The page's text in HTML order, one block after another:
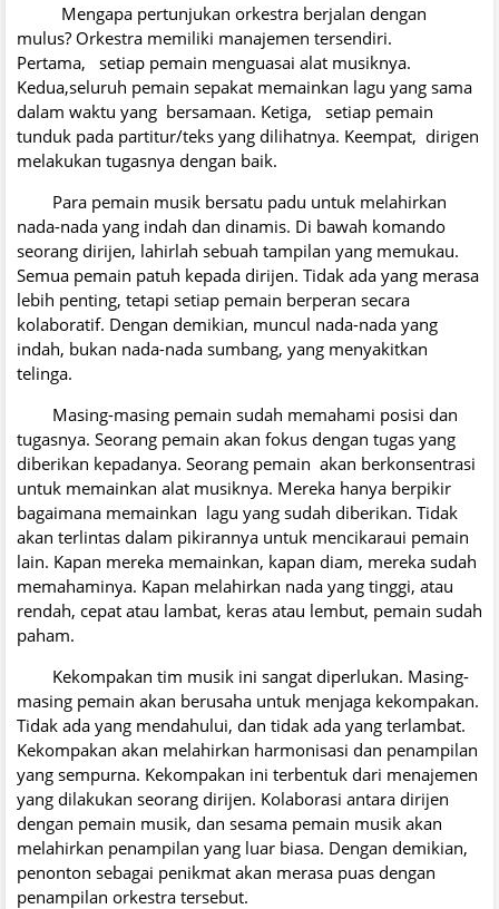
Mengapa pertunjukan orkestra berjalan dengan
mulus? Orkestra memiliki manajemen tersendiri.
Pertama, setiap pemain menguasai alat musiknya.
Kedua,seluruh pemain sepakat memainkan lagu yang sama
dalam waktu yang bersamaan. Ketiga, setiap pemain
tunduk pada partitur/teks yang dilihatnya. Keempat, dirigen
melakukan tugasnya dengan baik.
Para pemain musik bersatu padu untuk melahirkan
nada-nada yang indah dan dinamis. Di bawah komando
seorang dirijen, lahirlah sebuah tampilan yang memukau.
Semua pemain patuh kepada dirijen. Tidak ada yang merasa
lebih penting, tetapi setiap pemain berperan secara
kolaboratif. Dengan demikian, muncul nada-nada yang
indah, bukan nada-nada sumbang, yang menyakitkan
telinga.
Masing-masing pemain sudah memahami posisi dan
tugasnya. Seorang pemain akan fokus dengan tugas yang
diberikan kepadanya. Seorang pemain akan berkonsentrasi
untuk memainkan alat musiknya. Mereka hanya berpikir
bagaimana memainkan lagu yang sudah diberikan. Tidak
akan terlintas dalam pikirannya untuk mencikaraui pemain
lain. Kapan mereka memainkan, kapan diam, mereka sudah
memahaminya. Kapan melahirkan nada yang tinggi, atau
rendah, cepat atau lambat, keras atau lembut, pemain sudah
paham.
Kekompakan tim musik ini sangat diperlukan. Masing-
masing pemain akan berusaha untuk menjaga kekompakan.
Tidak ada yang mendahului, dan tidak ada yang terlambat.
Kekompakan akan melahirkan harmonisasi dan penampilan
yang sempurna. Kekompakan ini terbentuk dari menajemen
yang dilakukan seorang dirijen. Kolaborasi antara dirijen
dengan pemain musik, dan sesama pemain musik akan
melahirkan penampilan yang luar biasa. Dengan demikian,
penonton sebagai penikmat akan merasa puas dengan
penampilan orkestra tersebut.